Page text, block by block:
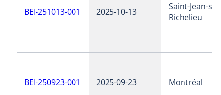
BEI-251013-001 2025-10-13
Saint-Jean-
Richelieu
BEI-250923-001 2025-09-23 Montréal